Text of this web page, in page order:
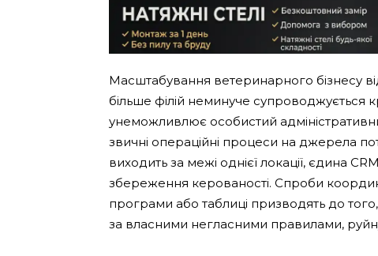
Масштабування ветеринарного бізнесу
більше філій неминуче супроводжується
унеможливлює особистий
звичні операційні процеси на джерела
виходить за межі однієї локації, єдина
збереження керованості. Спроби
програми або таблиці призводять до
за власними негласними правилами,